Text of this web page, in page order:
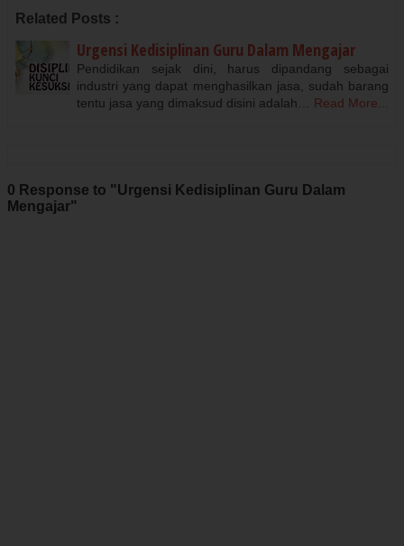
Related Posts :
Urgensi Kedisiplinan Guru Dalam Mengajar
Pendidikan sejak dini, harus dipandang sebagai
industri yang dapat menghasilkan jasa, sudah barang
tentu jasa yang dimaksud disini adalah…
Read More...
0 Response to "Urgensi Kedisiplinan Guru Dalam
Mengajar"